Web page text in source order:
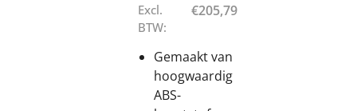
Excl.
BTW:
€205,79
Gemaakt van
hoogwaardig
ABS-